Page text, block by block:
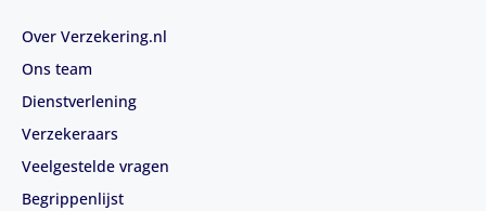
Over Verzekering.nl
Ons team
Dienstverlening
Verzekeraars
Veelgestelde vragen
Begrippenlijst